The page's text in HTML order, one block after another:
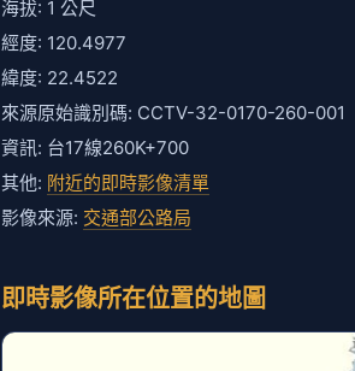
海拔: 1 公尺
經度: 120.4977
緯度: 22.4522
來源原始識別碼: CCTV-32-0170-260-001
資訊: 台17線260K+700
其他: 附近的即時影像清單
影像來源: 交通部公路局
即時影像所在位置的地圖